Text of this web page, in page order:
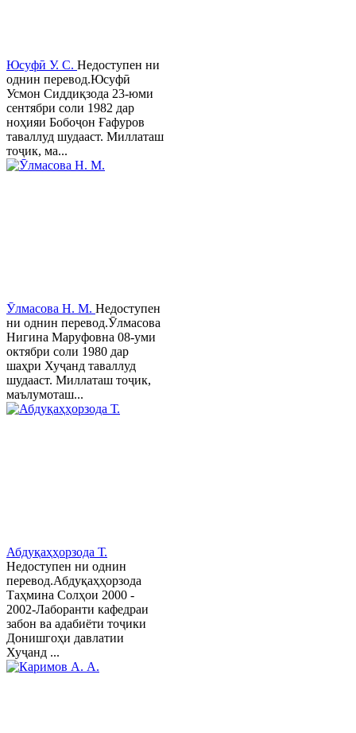
Юсуфӣ У. C. Недоступен ни
однин перевод.Юсуфӣ
Усмон Сиддиқзода 23-юми
сентябри соли 1982 дар
ноҳияи Бобоҷон Ғафуров
таваллуд шудааст. Миллаташ
тоҷик, ма...
Ӯлмасова Н. М. Недоступен
ни однин перевод.Ӯлмасова
Нигина Маруфовна 08-уми
октябри соли 1980 дар
шаҳри Хуҷанд таваллуд
шудааст. Миллаташ тоҷик,
маълумоташ...
Абдуқаҳҳорзода Т.
Недоступен ни однин
перевод.Абдуқаҳҳорзода
Таҳмина Солҳои 2000 -
2002-Лаборанти кафедраи
забон ва адабиёти тоҷики
Донишгоҳи давлатии
Хуҷанд ...